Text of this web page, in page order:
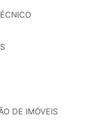
DE IMÓVEIS